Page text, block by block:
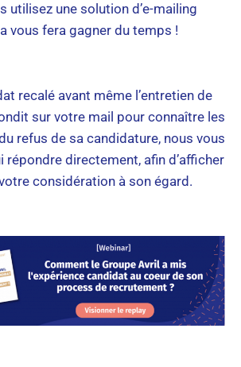
utilisez une solution d’e-mailing
vous fera gagner du temps !
recalé avant même l’entretien de
sur votre mail pour connaître les
refus de sa candidature, nous vous
répondre directement, afin d’afficher
considération à son égard.